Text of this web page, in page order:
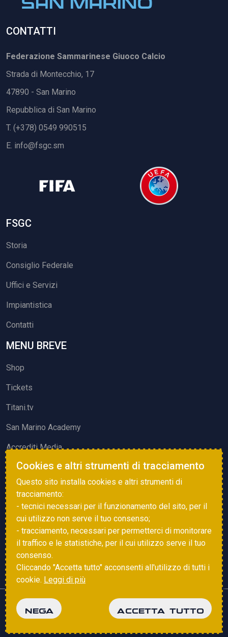
CONTATTI
Federazione Sammarinese Giuoco Calcio
Strada di Montecchio, 17
47890 - San Marino
Repubblica di San Marino
T. (+378) 0549 990515
E. info@fsgc.sm
FSGC
Storia
Consiglio Federale
Uffici e Servizi
Impiantistica
Contatti
MENU BREVE
Shop
Tickets
Titani.tv
San Marino Academy
Accrediti Media
ATTIVITÀ ED EVENTI
Squadre di Calcio
Associazione Sammarinese Arbitri
Vota gol e parata
Copyright © 2025 FSGC. Tutti i diritti riservati
Cookies e altri strumenti di tracciamento
Questo sito installa cookies e altri strumenti di
tracciamento:
- tecnici necessari per il funzionamento del sito, per il
cui utilizzo non serve il tuo consenso;
- tracciamento, necessari per permetterci di monitorare
il traffico e le statistiche, per il cui utilizzo serve il tuo
consenso.
Cliccando "Accetta tutto" acconsenti all'utilizzo di tutti i
cookie. Leggi di più
NEGA ACCETTA TUTTO